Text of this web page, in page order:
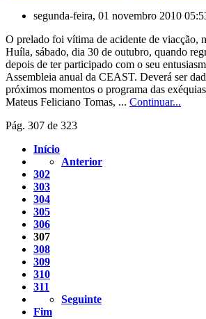
segunda-feira, 01 novembro 2010
O prelado foi vítima de acidente de viacção,
Huíla, sábado, dia 30 de outubro, quando
depois de ter participado com o seu
Assembleia anual da CEAST. Deverá ser
próximos momentos o programa das
Mateus Feliciano Tomas, ... Continuar...
Pág. 307 de 323
Início
Anterior
302
303
304
305
306
307
308
309
310
311
Seguinte
Fim